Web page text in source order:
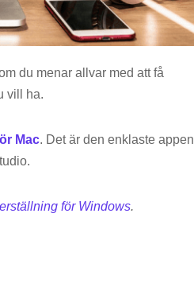
du menar allvar med att få
vill ha.
Mac. Det är den enklaste appen
för Windows.